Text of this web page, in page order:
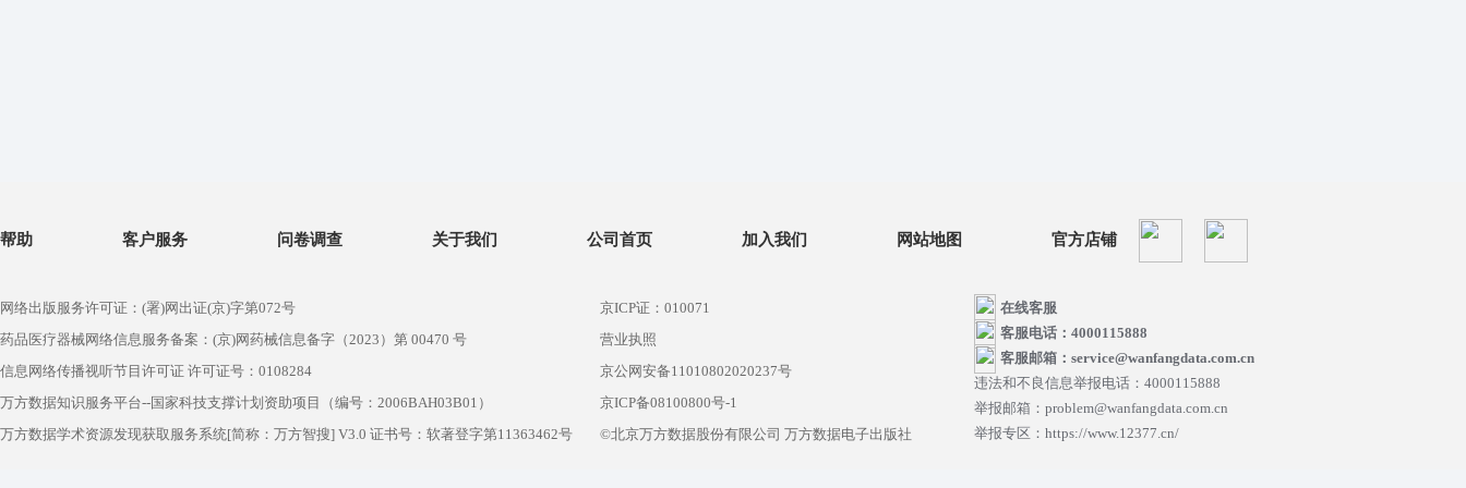
帮助 客户服务 问卷调查 关于我们 公司首页 加入我们 网站地图 官方店铺
网络出版服务许可证：(署)网出证(京)字第072号
药品医疗器械网络信息服务备案：(京)网药械信息备字（2023）第 00470 号
信息网络传播视听节目许可证 许可证号：0108284
万方数据知识服务平台--国家科技支撑计划资助项目（编号：2006BAH03B01）
万方数据学术资源发现获取服务系统[简称：万方智搜] V3.0 证书号：软著登字第11363462号
京ICP证：010071
营业执照
京公网安备11010802020237号
京ICP备08100800号-1
©北京万方数据股份有限公司 万方数据电子出版社
在线客服
客服电话：4000115888
客服邮箱：service@wanfangdata.com.cn
违法和不良信息举报电话：4000115888
举报邮箱：problem@wanfangdata.com.cn
举报专区：https://www.12377.cn/